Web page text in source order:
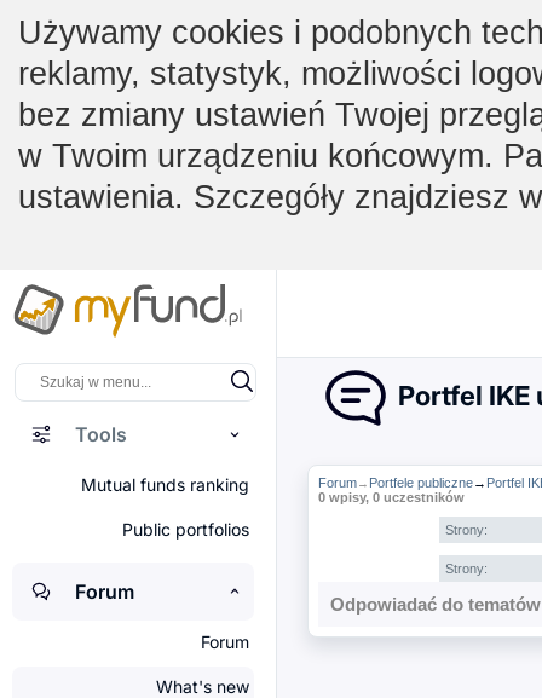
Używamy cookies i podobnych
reklamy, statystyk, możliwości
bez zmiany ustawień Twojej
w Twoim urządzeniu końcowym.
ustawienia. Szczegóły znajdziesz
Tools
Mutual funds ranking
Public portfolios
Forum
Forum
What's new
Portfel
Forum→ Portfele publiczne→ Portfel
0 wpisy, 0 uczestników
Strony:
Strony:
Odpowiadać do